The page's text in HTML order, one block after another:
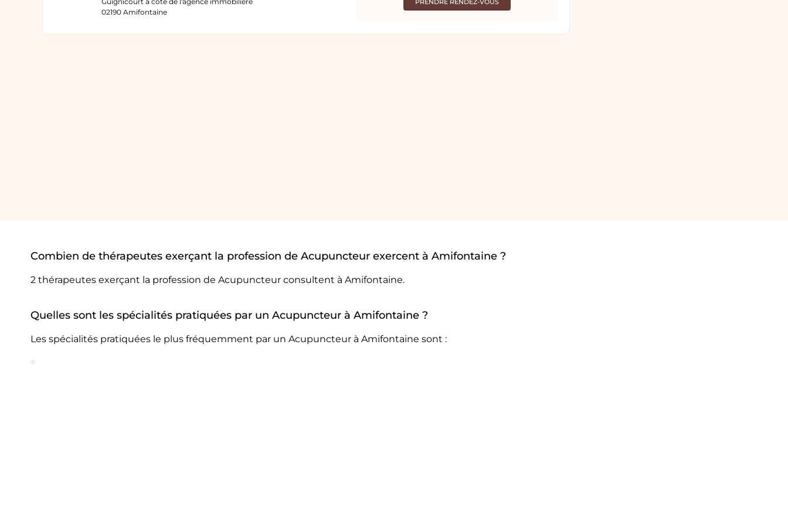
02190 Amifontaine
PRENDRE RENDEZ-VOUS
Combien de thérapeutes exerçant la profession de Acupuncteur exercent à Amifontaine ?
2 thérapeutes exerçant la profession de Acupuncteur consultent à Amifontaine.
Quelles sont les spécialités pratiquées par un Acupuncteur à Amifontaine ?
Les spécialités pratiquées le plus fréquemment par un Acupuncteur à Amifontaine sont :